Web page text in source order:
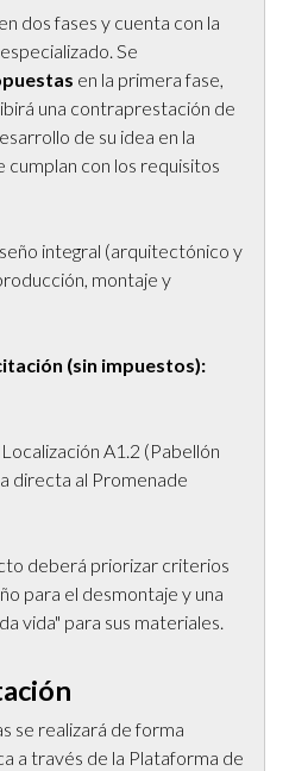
dos fases y cuenta con la
Se
en la primera fase,
una contraprestación de
de su idea en la
cumplan con los requisitos
integral (arquitectónico y
montaje y
(sin impuestos):
Localización A1.2 (Pabellón
directa al Promenade
deberá priorizar criterios
para el desmontaje y una
vida" para sus materiales.
se realizará de forma
a través de la Plataforma de